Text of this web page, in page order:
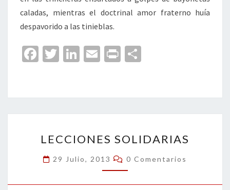
caladas, mientras el doctrinal amor fraterno huía
despavorido a las tinieblas.
Fa
o
o
k
T
er
Li
dI
n
E
l
Pr
p
ar
tir
SOLIDARIAS
LECCIONES SOLIDARIAS
29 Julio, 2013 Comentarios
0 Comentarios